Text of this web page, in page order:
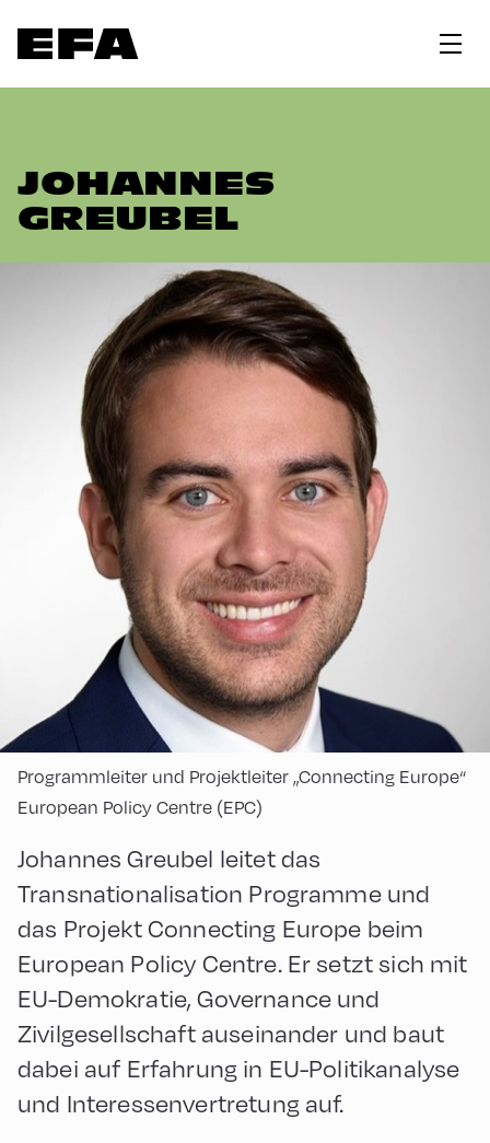
JOHANNES
GREUBEL
Programmleiter und Projektleiter „Connecting Europe“
European Policy Centre (EPC)
Johannes Greubel leitet das
Transnationalisation Programme und
das Projekt Connecting Europe beim
European Policy Centre. Er setzt sich mit
EU-Demokratie, Governance und
Zivilgesellschaft auseinander und baut
dabei auf Erfahrung in EU-Politikanalyse
und Interessenvertretung auf.